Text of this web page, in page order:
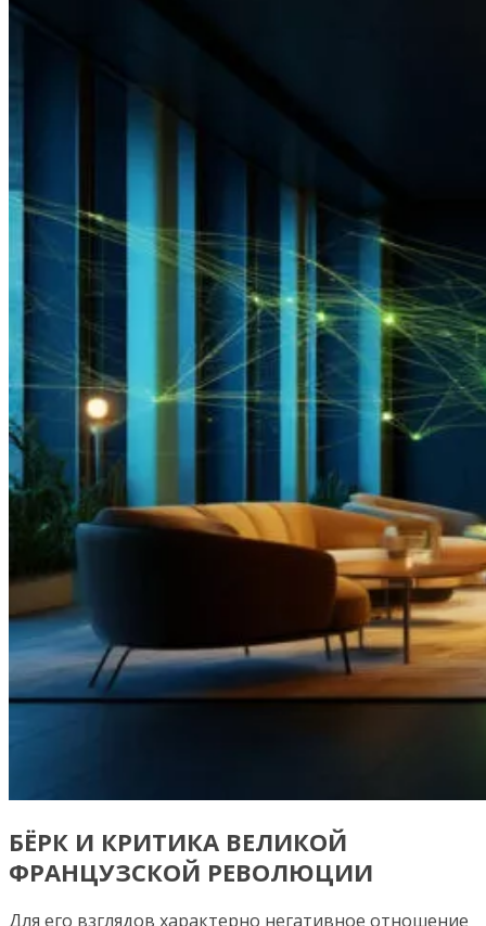
БЁРК И КРИТИКА ВЕЛИКОЙ
ФРАНЦУЗСКОЙ РЕВОЛЮЦИИ
Для его взглядов характерно негативное отношение